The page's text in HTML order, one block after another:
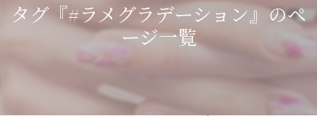
タグ『#ラメグラデーション』のペ
ージ一覧